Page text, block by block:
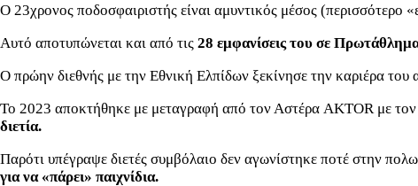
Ο 23χρονος ποδοσφαιριστής είναι αμυντικός μέσος (περισσότερο
Αυτό αποτυπώνεται και από τις 28 εμφανίσεις του σε
Ο πρώην διεθνής με την Εθνική Ελπίδων ξεκίνησε την καριέρα του
Το 2023 αποκτήθηκε με μεταγραφή από τον Αστέρα AKTOR με τον
διετία.
Παρότι υπέγραψε διετές συμβόλαιο δεν αγωνίστηκε ποτέ στην
για να «πάρει» παιχνίδια.